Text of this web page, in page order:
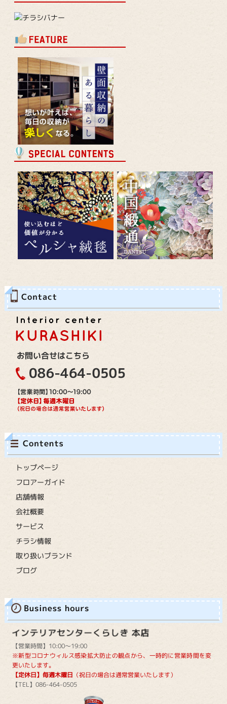
トップページ
フロアーガイド
店舗情報
会社概要
サービス
チラシ情報
取り扱いブランド
ブログ
【営業時間】10:00～19:00
※新型コロナウィルス感染拡大防止の観点から、一時的に営業時間を変
更いたします。
【定休日】毎週木曜日 （祝日の場合は通常営業いたします）
【TEL】086-464-0505